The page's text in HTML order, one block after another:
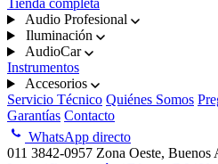
Tienda completa
Audio Profesional
Iluminación
AudioCar
Instrumentos
Accesorios
Servicio Técnico Quiénes Somos
Garantías Contacto
WhatsApp directo
011 3842-0957 Zona Oeste, Buenos